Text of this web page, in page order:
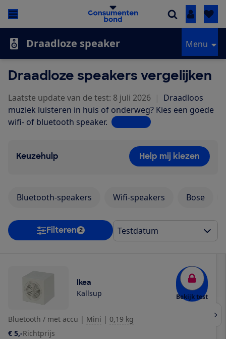
Inloggen
Draadloze speaker Menu
Draadloze speakers vergelijken
Laatste update van de test: 8 juli 2026 | Draadloos
muziek luisteren in huis of onderweg? Kies een goede
wifi- of bluetooth speaker. Lees meer
Keuzehulp Help mij kiezen
Bluetooth-speakers Wifi-speakers Bose
Filteren 2
Ikea
Kallsup Bekijk test
Bluetooth / met accu | Mini | 0,19 kg
€ 5,-Richtprijs